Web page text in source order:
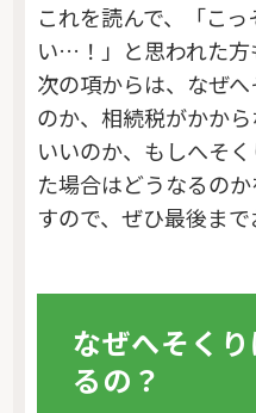
これを読んで、「こ
い…！」と思われた方
次の項からは、なぜ
のか、相続税がかか
いいのか、もしへそ
た場合はどうなるの
すので、ぜひ最後まで
なぜへそく
るの？